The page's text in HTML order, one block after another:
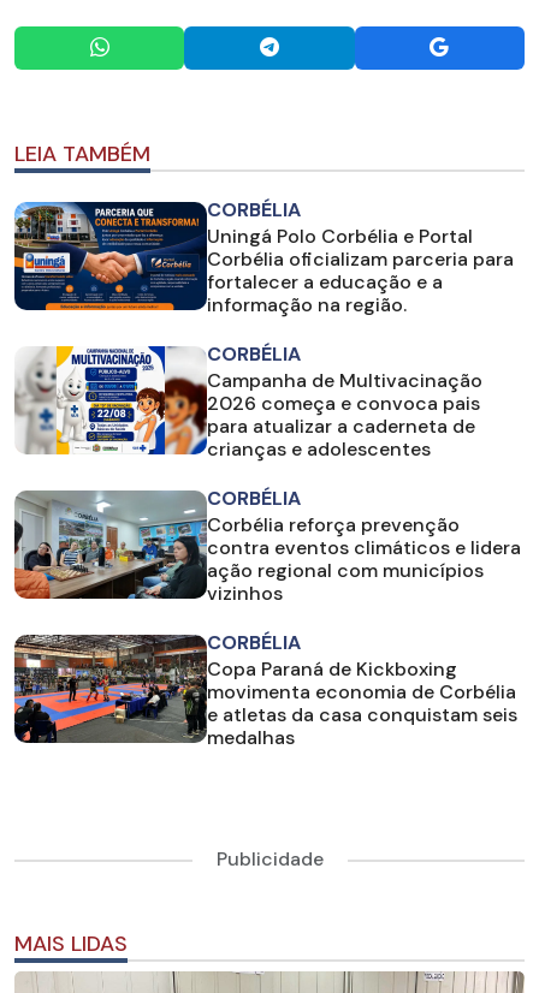
LEIA TAMBÉM
CORBÉLIA
Uningá Polo Corbélia e Portal
Corbélia oficializam parceria para
fortalecer a educação e a
informação na região.
CORBÉLIA
Campanha de Multivacinação
2026 começa e convoca pais
para atualizar a caderneta de
crianças e adolescentes
CORBÉLIA
Corbélia reforça prevenção
contra eventos climáticos e lidera
ação regional com municípios
vizinhos
CORBÉLIA
Copa Paraná de Kickboxing
movimenta economia de Corbélia
e atletas da casa conquistam seis
medalhas
Publicidade
MAIS LIDAS